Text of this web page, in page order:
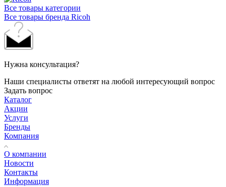
Все товары категории
Все товары бренда Ricoh
Нужна консультация?
Наши специалисты ответят на любой интересующий вопрос
Задать вопрос
Каталог
Акции
Услуги
Бренды
Компания
О компании
Новости
Контакты
Информация